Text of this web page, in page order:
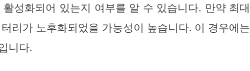
성화되어 있는지 여부를 알 수 있습니다. 만약 최대
리가 노후화되었을 가능성이 높습니다. 이 경우에는
니다.